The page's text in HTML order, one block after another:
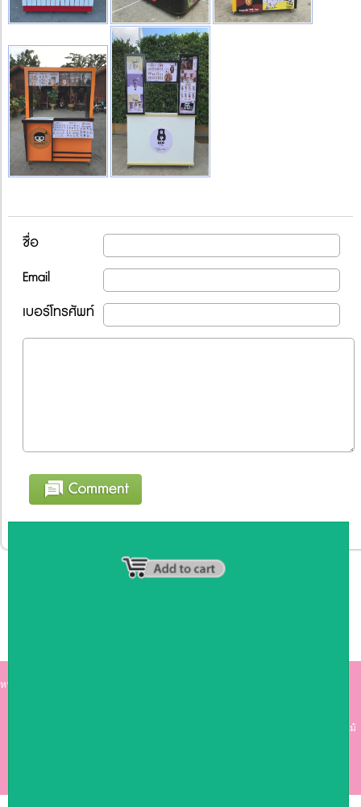
ชื่อ
Email
เบอร์โทรศัพท์
หน้าหลัก
คาร์เตอร์ เฟอร์นิเจอร์ ซุ้มไม้